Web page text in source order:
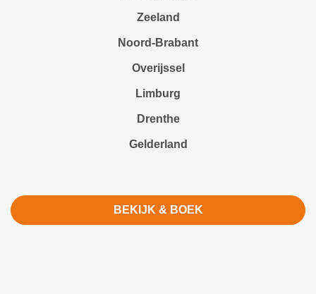
Zeeland
Noord-Brabant
Overijssel
Limburg
Drenthe
Gelderland
BEKIJK & BOEK